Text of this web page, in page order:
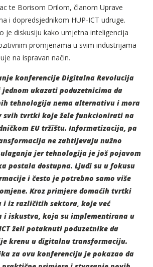
te Borisom Drilom, članom Uprave
i dopredsjednikom HUP-ICT udruge.
je diskusiju kako umjetna inteligencija
promjenama u svim industrijama
na ispravan način.
konferencije Digitalna Revolucija
ukazati poduzetnicima da
tehnologija nema alternativu i mora
svih tvrtki koje žele funkcionirati na
EU tržištu. Informatizacija, pa
ne zahtijevaju nužno
jer tehnologija je još pojavom
postala dostupna. Ljudi su u fokusu
i često je potrebno samo više
Kroz primjere domaćih tvrtki
iz različitih sektora, koje već
i iskustva, koja su implementirana u
želi potaknuti poduzetnike da
krenu u digitalnu transformaciju.
za ovu konferenciju je pokazao da